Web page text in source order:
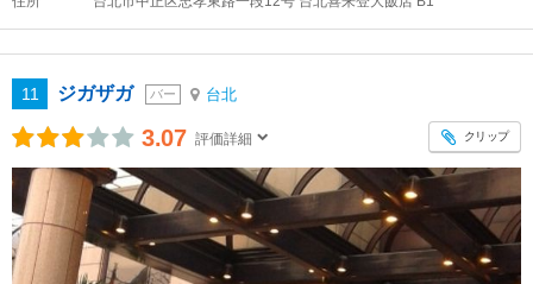
11 ジガザガ バー 台北
3.07 評価詳細 クリップ